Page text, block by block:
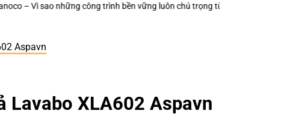
bền vững luôn chú trọng từng thiết bị điện nhỏ? Keo Dán Bảo Ôn
Aspavn
Lavabo XLA602 Aspavn